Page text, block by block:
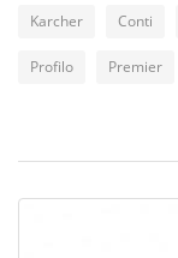
Karcher Conti
Profilo Premier